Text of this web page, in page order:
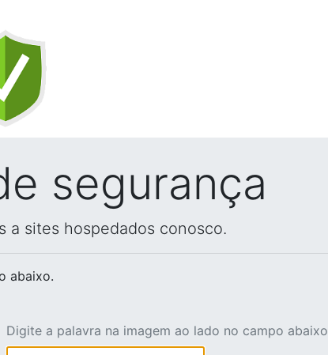
segurança
a sites hospedados conosco.
abaixo.
Digite a palavra na imagem ao lado no campo abaixo